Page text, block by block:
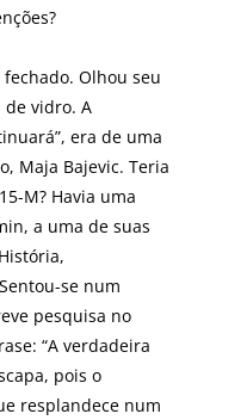
Olhou seu
vidro. A
era de uma
Maja Bajevic. Teria
M? Havia uma
a uma de suas
se num
pesquisa no
“A verdadeira
pois o
resplandece num